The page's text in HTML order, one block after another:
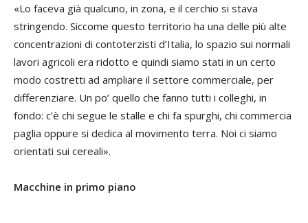
«Lo faceva già qualcuno, in zona, e il cerchio si stava
stringendo. Siccome questo territorio ha una delle più alte
concentrazioni di contoterzisti d’Italia, lo spazio sui normali
lavori agricoli era ridotto e quindi siamo stati in un certo
modo costretti ad ampliare il settore commerciale, per
differenziare. Un po’ quello che fanno tutti i colleghi, in
fondo: c’è chi segue le stalle e chi fa spurghi, chi commercia
paglia oppure si dedica al movimento terra. Noi ci siamo
orientati sui cereali».
Macchine in primo piano